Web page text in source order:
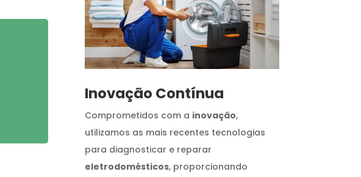
Inovação Contínua
Comprometidos com a inovação,
utilizamos as mais recentes tecnologias
para diagnosticar e reparar
eletrodomésticos, proporcionando